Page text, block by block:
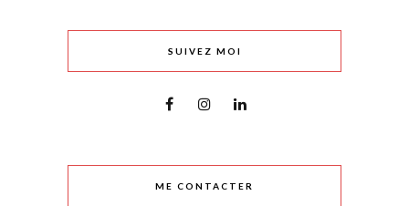
SUIVEZ MOI
ME CONTACTER